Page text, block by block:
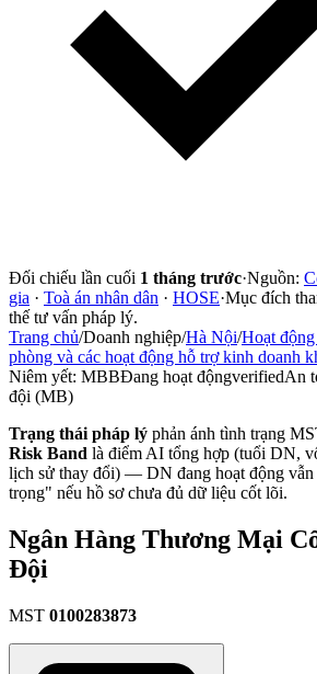
Đối chiếu lần cuối 1 tháng trước·Nguồn:
gia · Toà án nhân dân · HOSE·Mục đích
thế tư vấn pháp lý.
Trang chủ/Doanh nghiệp/Hà Nội/Hoạt
phòng và các hoạt động hỗ trợ kinh doanh
Niêm yết: MBBĐang hoạt độngverifiedAn
đội (MB)
Trạng thái pháp lý phản ánh tình trạng
Risk Band là điểm AI tổng hợp (tuổi DN,
lịch sử thay đổi) — DN đang hoạt động
trọng" nếu hồ sơ chưa đủ dữ liệu cốt lõi.
Ngân Hàng Thương Mại
Đội
MST 0100283873